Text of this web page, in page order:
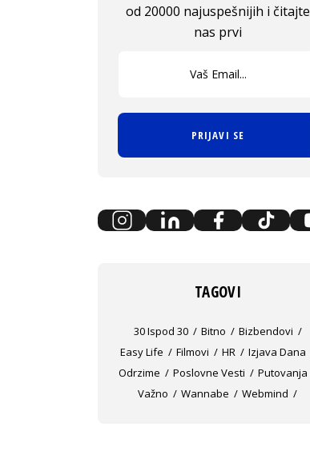
od 20000 najuspešnijih i čitajte
nas prvi
PRIJAVI SE
TAGOVI
30 Ispod 30 Bitno
Bizbendovi
Easy Life
Filmovi HR
Izjava Dana
Odrzime
Poslovne Vesti
Putovanja
Važno
Wannabe Webmind